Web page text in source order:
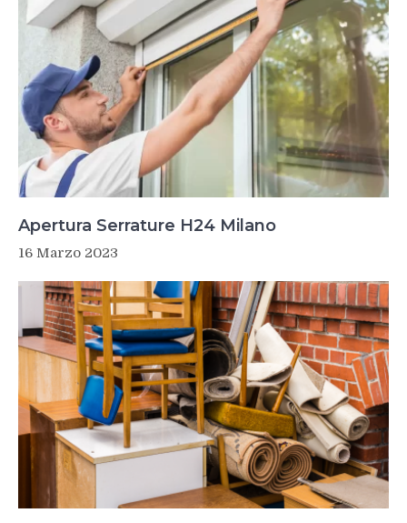
Apertura Serrature H24 Milano
16 Marzo 2023